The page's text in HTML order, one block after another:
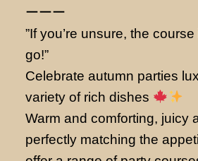
ーーー
”If you’re unsure, the
go!”
Celebrate autumn parties
variety of rich dishes
Warm and comforting, juicy
perfectly matching the